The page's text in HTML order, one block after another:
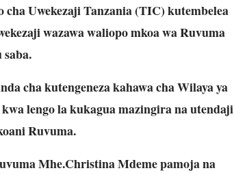
Uwekezaji Tanzania (TIC) kutembelea
wazawa waliopo mkoa wa Ruvuma
cha kutengeneza kahawa cha Wilaya ya
lengo la kukagua mazingira na utendaji
Ruvuma.
Mhe.Christina Mdeme pamoja na